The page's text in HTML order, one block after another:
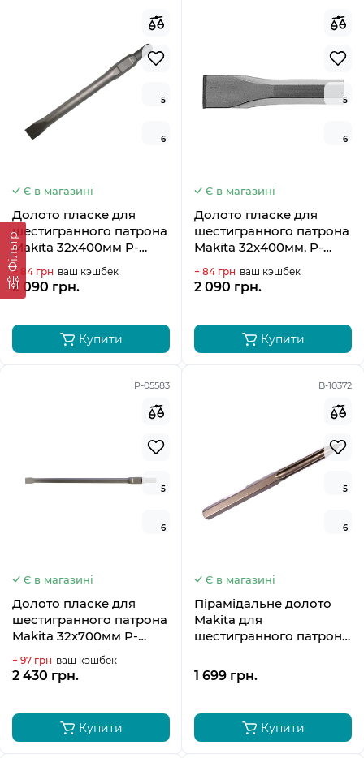
Фільтр
5
6
Є в магазині
Долото пласке для
шестигранного патрона
Makita 32х400мм P-
13487
+ 84 грн ваш кэшбек
2 090 грн.
Купити
5
6
Є в магазині
Долото пласке для
шестигранного патрона
Makita 32х400мм, P-
+ 84 грн ваш кэшбек
2 090 грн.
Купити
P-05583
5
6
Є в магазині
Долото пласке для
шестигранного патрона
Makita 32х700мм P-
+ 97 грн ваш кэшбек
2 430 грн.
Купити
B-10372
5
6
Є в магазині
Пірамідальне долото
Makita для
шестигранного патрона
HM1304B, HM1307CB,
HM1801, HM1802, HM1810,
1 699 грн.
Купити